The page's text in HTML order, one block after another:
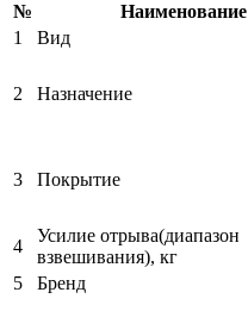
№
Наименование
1
Вид
2 Назначение
3 Покрытие
4
Усилие отрыва(диапазон
взвешивания), кг
5
Бренд